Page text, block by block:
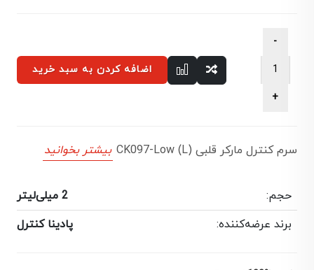
اضافه کردن به سبد خرید
سرم کنترل مارکر قلبی CK097-Low (L) بیشتر بخوانید
حجم:
2 میلی‌لیتر
برند عرضه‌کننده:
پادینا کنترل